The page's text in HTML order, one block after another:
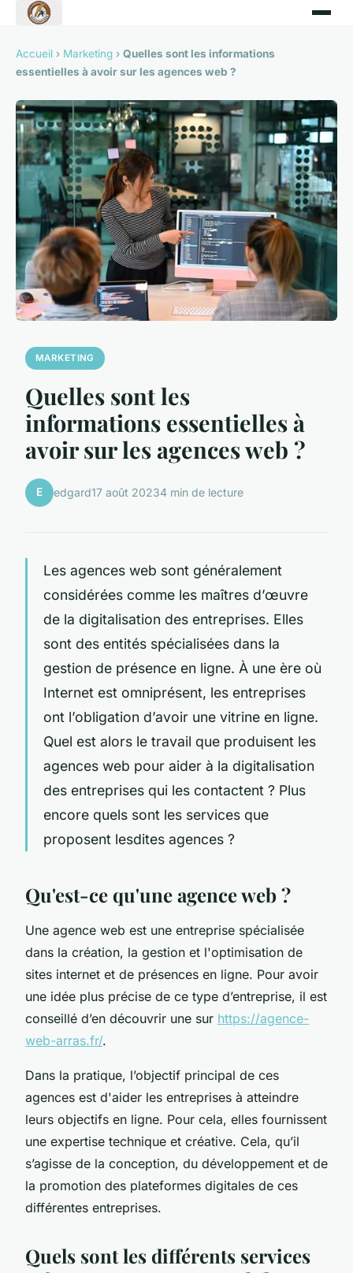
Accueil › Marketing › Quelles sont les informations
essentielles à avoir sur les agences web ?
MARKETING
Quelles sont les
informations essentielles à
avoir sur les agences web ?
E edgard17 août 20234 min de lecture
Les agences web sont généralement
considérées comme les maîtres d’œuvre
de la digitalisation des entreprises. Elles
sont des entités spécialisées dans la
gestion de présence en ligne. À une ère où
Internet est omniprésent, les entreprises
ont l’obligation d’avoir une vitrine en ligne.
Quel est alors le travail que produisent les
agences web pour aider à la digitalisation
des entreprises qui les contactent ? Plus
encore quels sont les services que
proposent lesdites agences ?
Qu'est-ce qu'une agence web ?
Une agence web est une entreprise spécialisée
dans la création, la gestion et l'optimisation de
sites internet et de présences en ligne. Pour avoir
une idée plus précise de ce type d’entreprise, il est
conseillé d’en découvrir une sur https://agence-
web-arras.fr/.
Dans la pratique, l’objectif principal de ces
agences est d'aider les entreprises à atteindre
leurs objectifs en ligne. Pour cela, elles fournissent
une expertise technique et créative. Cela, qu’il
s’agisse de la conception, du développement et de
la promotion des plateformes digitales de ces
différentes entreprises.
Quels sont les différents services